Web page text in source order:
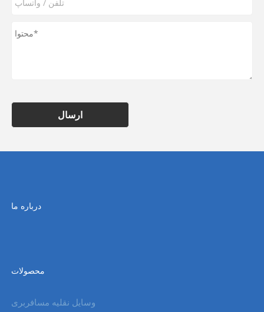
ارسال
درباره ما
محصولات
وسایل نقلیه مسافربری